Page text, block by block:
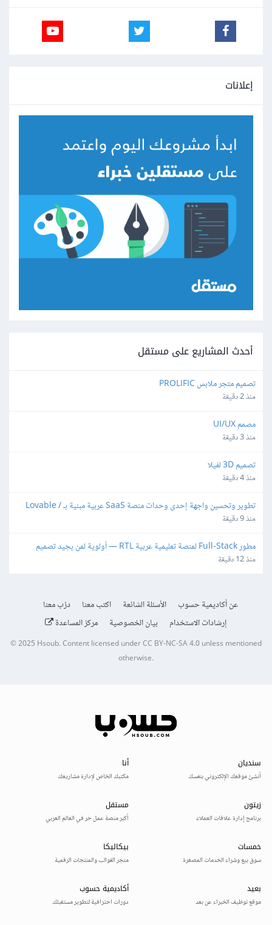
إعلانات
أحدث المشاريع على مستقل
تصميم متجر ملابس PROLIFIC
منذ 2 دقيقة
مصمم UI/UX
منذ 3 دقيقة
تصميم 3D لفيلا
منذ 4 دقيقة
React
منذ 9 دقيقة
المناهج وإنتاج الوسائط
منذ 12 دقيقة
عن أكاديمية حسوب الأسئلة الشائعة اكتب معنا
درّب معنا
إرشادات الاستخدام
بيان الخصوصية مركز المساعدة
© 2025 Hsoub.Content licensed underCC BY-NC-SA 4.0unless mentioned
otherwise.